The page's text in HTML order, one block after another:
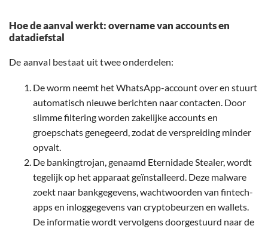
Hoe de aanval werkt: overname van accounts en
datadiefstal
De aanval bestaat uit twee onderdelen:
De worm neemt het WhatsApp-account over en stuurt
automatisch nieuwe berichten naar contacten. Door
slimme filtering worden zakelijke accounts en
groepschats genegeerd, zodat de verspreiding minder
opvalt.
De bankingtrojan, genaamd Eternidade Stealer, wordt
tegelijk op het apparaat geïnstalleerd. Deze malware
zoekt naar bankgegevens, wachtwoorden van fintech-
apps en inloggegevens van cryptobeurzen en wallets.
De informatie wordt vervolgens doorgestuurd naar de